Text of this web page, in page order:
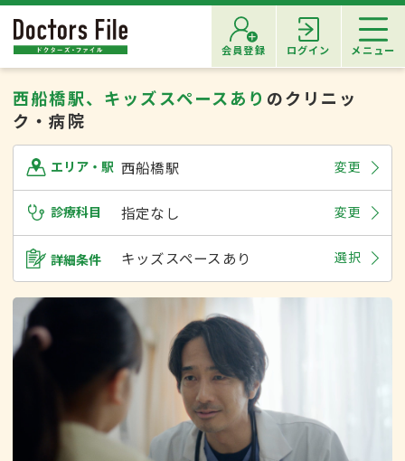
会員登録 ログイン メニュー
西船橋駅、キッズスペースあり のクリニッ
ク・病院
エリア・駅 西船橋駅 変更
診療科目 指定なし 変更
詳細条件 キッズスペースあり 選択